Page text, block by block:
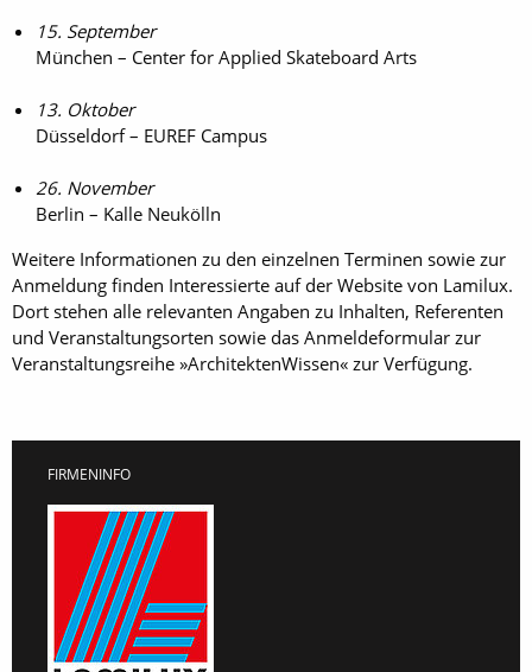
15. September
München – Center for Applied Skateboard Arts
13. Oktober
Düsseldorf – EUREF Campus
26. November
Berlin – Kalle Neukölln
Weitere Informationen zu den einzelnen Terminen sowie zur
Anmeldung finden Interessierte auf der Website von Lamilux.
Dort stehen alle relevanten Angaben zu Inhalten, Referenten
und Veranstaltungsorten sowie das Anmeldeformular zur
Veranstaltungsreihe »ArchitektenWissen« zur Verfügung.
FIRMENINFO